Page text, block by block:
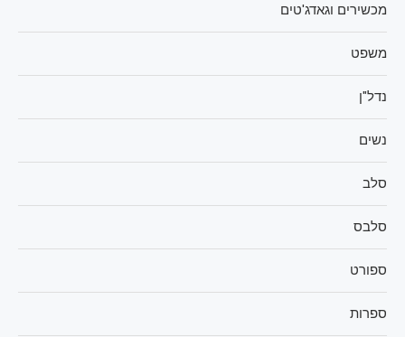
מכשירים וגאדג'טים
משפט
נדל"ן
נשים
סלב
סלבס
ספורט
ספרות